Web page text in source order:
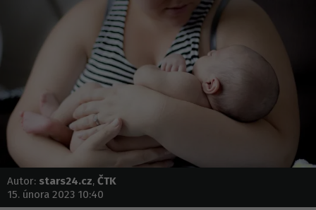
Autor: stars24.cz, ČTK
15. února 2023 10:40